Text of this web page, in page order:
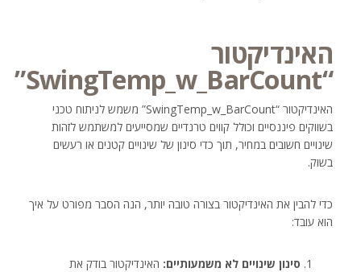
האינדיקטור
“SwingTemp_w_BarCount”
האינדיקטור “SwingTemp_w_BarCount” משמש לניתוח טכני
בשווקים פיננסיים וכולל קווים טרנדיים שמסייעים למשתמש לזהות
שינויים חשובים במחיר, תוך כדי סינון של שינויים קטנים או רעשים
בשוק.
כדי להבין את האינדיקטור בצורה טובה יותר, הנה הסבר מפורט על איך
הוא עובד:
סינון שינויים לא משמעותיים: האינדיקטור בודק את